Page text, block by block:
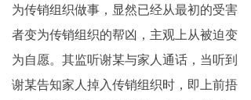
为传销组织做事，显然已经从最初的受害
者变为传销组织的帮凶，主观上从被迫变
为自愿。其监听谢某与家人通话，当听到
谢某告知家人掉入传销组织时，即上前捂